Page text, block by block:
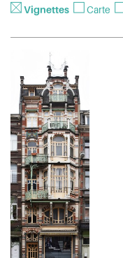
Vignettes Carte